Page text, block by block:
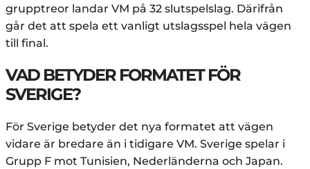
grupptreor landar VM på 32 slutspelslag. Därifrån
går det att spela ett vanligt utslagsspel hela vägen
till final.
VAD BETYDER FORMATET FÖR
SVERIGE?
För Sverige betyder det nya formatet att vägen
vidare är bredare än i tidigare VM. Sverige spelar i
Grupp F mot Tunisien, Nederländerna och Japan.